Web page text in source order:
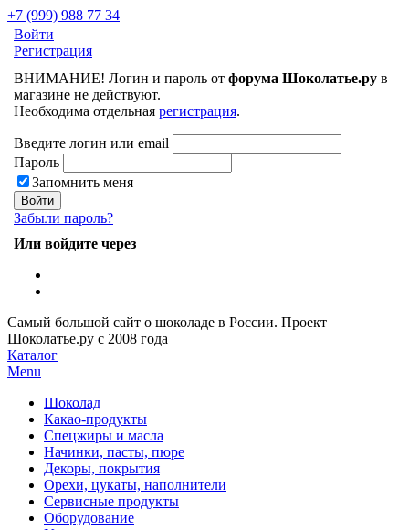
+7 (999) 988 77 34
Войти
Регистрация
ВНИМАНИЕ! Логин и пароль от форума Шоколатье.ру в
магазине не действуют.
Необходима отдельная регистрация.
Введите логин или email
Пароль
Запомнить меня
Забыли пароль?
Или войдите через
Самый большой сайт о шоколаде в России. Проект
Шоколатье.ру с 2008 года
Каталог
Menu
Шоколад
Какао-продукты
Спецжиры и масла
Начинки, пасты, пюре
Декоры, покрытия
Орехи, цукаты, наполнители
Сервисные продукты
Оборудование